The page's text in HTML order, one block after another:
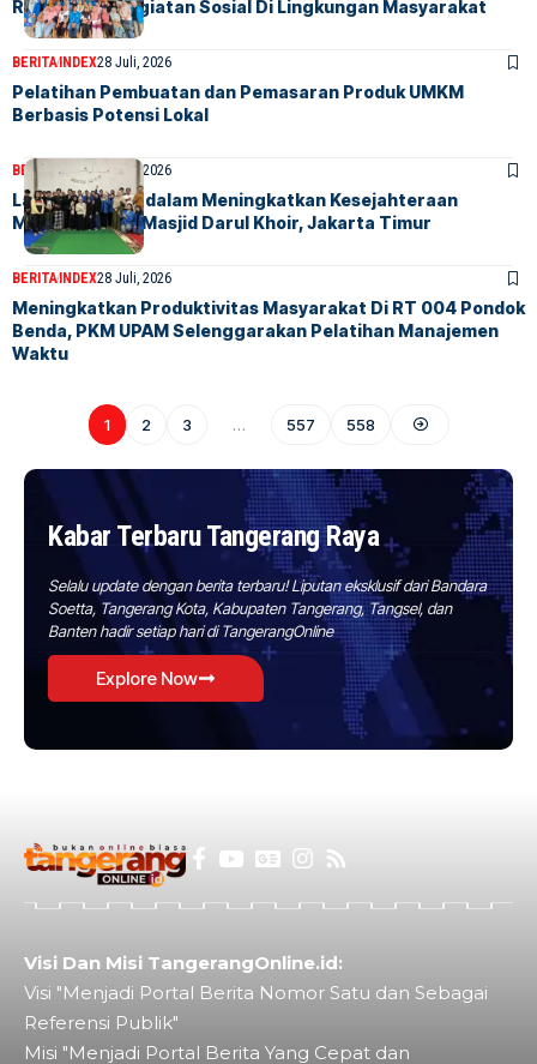
Revitalisasi Kegiatan Sosial Di Lingkungan Masyarakat
BERITAINDEX28 Juli, 2026
Pelatihan Pembuatan dan Pemasaran Produk UMKM
Berbasis Potensi Lokal
BERITA INDEX 29 Juli, 2026
Langkah Nyata dalam Meningkatkan Kesejahteraan
Masyarakat Di Masjid Darul Khoir, Jakarta Timur
BERITAINDEX28 Juli, 2026
Meningkatkan Produktivitas Masyarakat Di RT 004 Pondok
Benda, PKM UPAM Selenggarakan Pelatihan Manajemen
Waktu
1 2 3 … 557 558
Kabar Terbaru Tangerang Raya
Selalu update dengan berita terbaru! Liputan eksklusif dari Bandara
Soetta, Tangerang Kota, Kabupaten Tangerang, Tangsel, dan
Banten hadir setiap hari di TangerangOnline
Explore Now
Visi Dan Misi TangerangOnline.id:
Visi "Menjadi Portal Berita Nomor Satu dan Sebagai
Referensi Publik"
Misi "Menjadi Portal Berita Yang Cepat dan